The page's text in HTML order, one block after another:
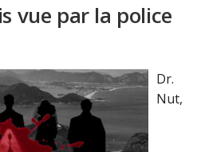
vue par la police
Dr.
Nut,